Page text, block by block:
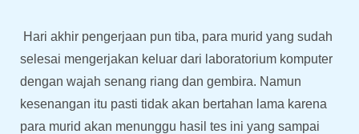
Hari akhir pengerjaan pun tiba, para murid yang sudah
selesai mengerjakan keluar dari laboratorium komputer
dengan wajah senang riang dan gembira. Namun
kesenangan itu pasti tidak akan bertahan lama karena
para murid akan menunggu hasil tes ini yang sampai